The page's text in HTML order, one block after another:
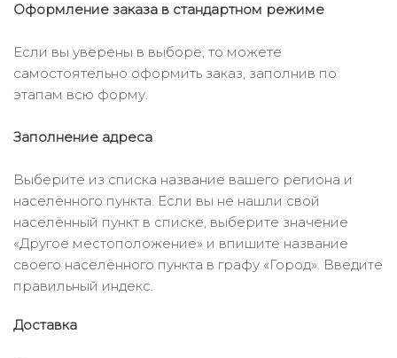
Оформление заказа в стандартном режиме
Если вы уверены в выборе, то можете
самостоятельно оформить заказ, заполнив по
этапам всю форму.
Заполнение адреса
Выберите из списка название вашего региона и
населённого пункта. Если вы не нашли свой
населённый пункт в списке, выберите значение
«Другое местоположение» и впишите название
своего населённого пункта в графу «Город». Введите
правильный индекс.
Доставка